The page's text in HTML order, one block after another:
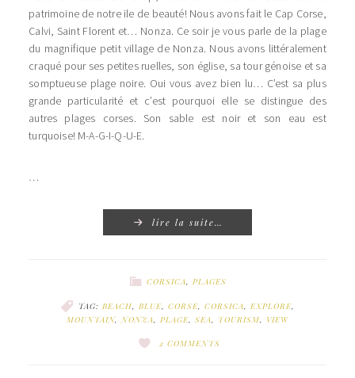
patrimoine de notre ile de beauté! Nous avons fait le Cap Corse,
Calvi, Saint Florent et… Nonza. Ce soir je vous parle de la plage
du magnifique petit village de Nonza. Nous avons littéralement
craqué pour ses petites ruelles, son église, sa tour génoise et sa
somptueuse plage noire. Oui vous avez bien lu… C’est sa plus
grande particularité et c’est pourquoi elle se distingue des
autres plages corses. Son sable est noir et son eau est
turquoise! M-A-G-I-Q-U-E.
…
lire la suite…
CORSICA PLAGES
TAG: BEACH BLUE CORSE CORSICA EXPLORE
MOUNTAIN, NONZA PLAGE SEA TOURISM VIEW
2 COMMENTS